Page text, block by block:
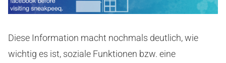
Diese Information macht nochmals deutlich, wie
wichtig es ist, soziale Funktionen bzw. eine